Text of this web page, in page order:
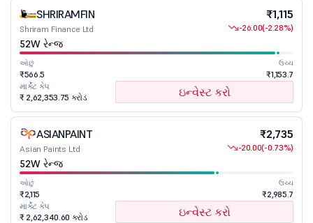
SHRIRAMFIN
Shriram Finance Ltd
₹1,115
-26.00(-2.28%)
52W રેન્જ
ઓછું
₹566.5
ઉચ્ચ
₹1,153.7
માર્કેટ કેપ
₹ 2,62,353.75 કરોડ
ઇન્વેસ્ટ કરો
ASIANPAINT
Asian Paints Ltd
₹2,735
-20.00(-0.73%)
52W રેન્જ
ઓછું
₹2,115
ઉચ્ચ
₹2,985.7
માર્કેટ કેપ
₹ 2,62,340.60 કરોડ
ઇન્વેસ્ટ કરો